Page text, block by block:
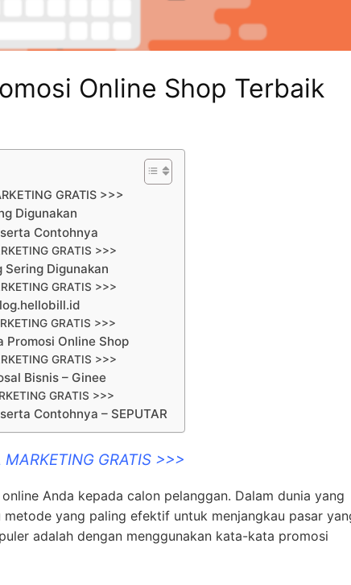
Online Shop Terbaik
GRATIS >>>
Digunakan
Contohnya
GRATIS >>>
Sering Digunakan
GRATIS >>>
GRATIS >>>
Promosi Online Shop
GRATIS >>>
Bisnis – Ginee
GRATIS >>>
Contohnya – SEPUTAR
GRATIS >>>
Anda kepada calon pelanggan. Dalam dunia yang
yang paling efektif untuk menjangkau pasar
adalah dengan menggunakan kata-kata promosi